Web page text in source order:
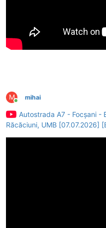
M
Conectat
mihai
Autostrada A7 - Focșani -
Răcăciuni, UMB [07.07.2026]